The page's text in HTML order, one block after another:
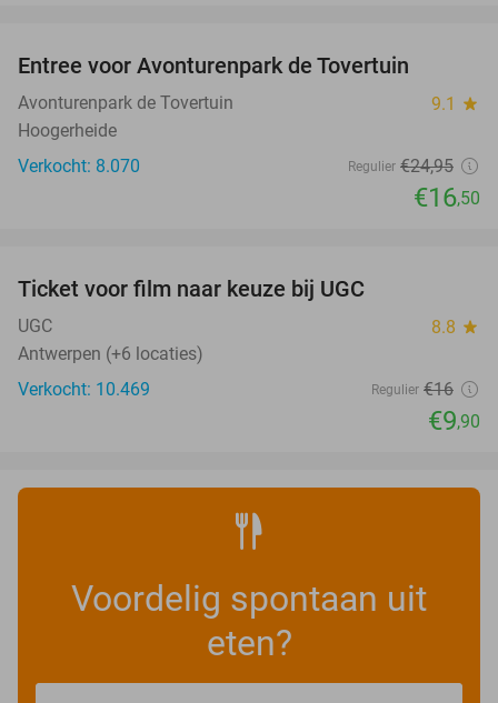
Entree voor Avonturenpark de Tovertuin
Avonturenpark de Tovertuin 9.1 star
Hoogerheide
Verkocht: 8.070
Regulier €24,95
€16,50
Ticket voor film naar keuze bij UGC
UGC 8.8 star
Antwerpen (+6 locaties)
Verkocht: 10.469
Regulier €16
€9,90
Voordelig spontaan uit
eten?